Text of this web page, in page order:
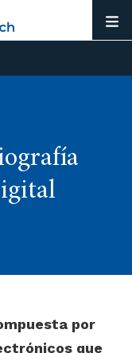
por
que